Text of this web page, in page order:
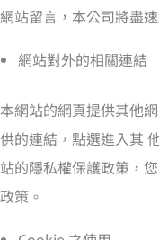
網站留言，本公司將盡
網站對外的相關連結
本網站的網頁提供其他
供的連結，點選進入其
站的隱私權保護政策，
政策。